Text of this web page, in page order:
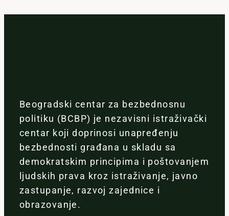
Beogradski centar za bezbednosnu
politiku (BCBP) je nezavisni istraživački
centar koji doprinosi unapređenju
bezbednosti građana u skladu sa
demokratskim principima i poštovanjem
ljudskih prava kroz istraživanje, javno
zastupanje, razvoj zajednice i
obrazovanje.